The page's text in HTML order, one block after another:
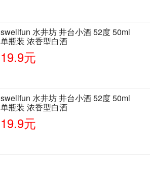
swellfun 水井坊 井台小酒 52度 50ml
单瓶装 浓香型白酒
19.9元
swellfun 水井坊 井台小酒 52度 50ml
单瓶装 浓香型白酒
19.9元